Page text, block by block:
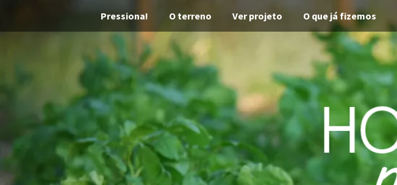
Pressiona! O terreno Ver projeto O que já fizemos